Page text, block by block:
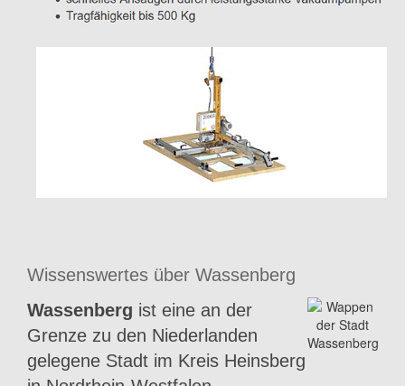
Wissenswertes über Wassenberg
Wassenberg ist eine an der
Grenze zu den Niederlanden
gelegene Stadt im Kreis Heinsberg